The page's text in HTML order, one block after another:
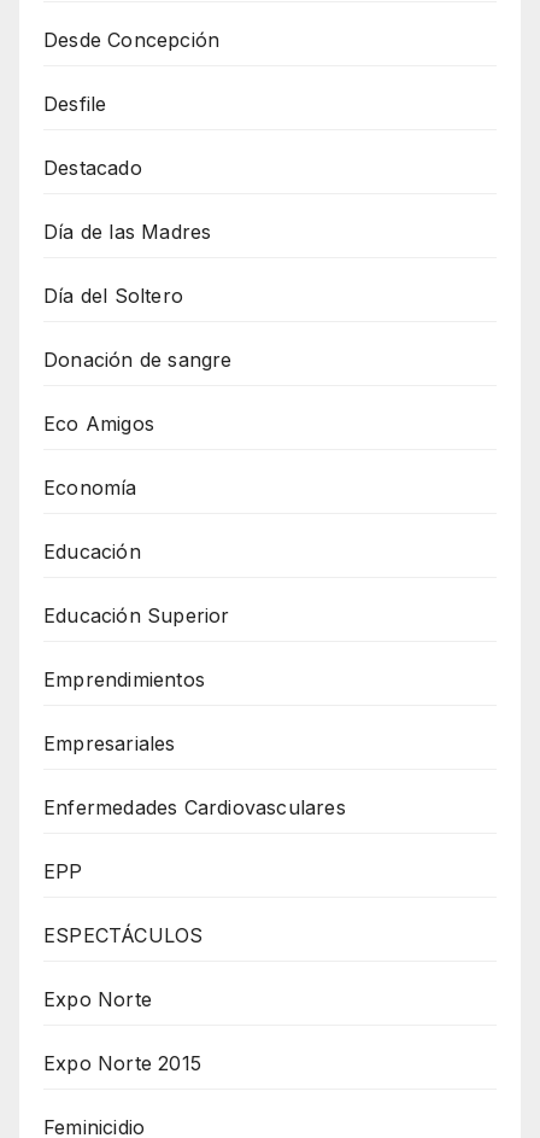
Desde Concepción
Desfile
Destacado
Día de las Madres
Día del Soltero
Donación de sangre
Eco Amigos
Economía
Educación
Educación Superior
Emprendimientos
Empresariales
Enfermedades Cardiovasculares
EPP
ESPECTÁCULOS
Expo Norte
Expo Norte 2015
Feminicidio